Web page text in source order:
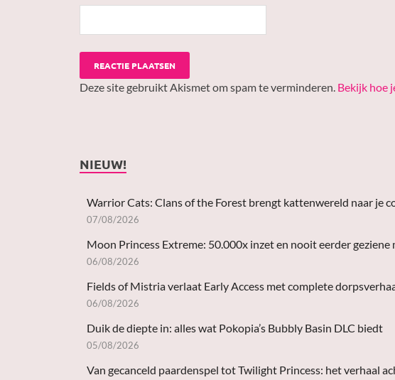
Deze site gebruikt Akismet om spam te verminderen. Bekijk hoe
NIEUW!
Warrior Cats: Clans of the Forest brengt kattenwereld naar je
07/08/2026
Moon Princess Extreme: 50.000x inzet en nooit eerder
06/08/2026
Fields of Mistria verlaat Early Access met complete
06/08/2026
Duik de diepte in: alles wat Pokopia’s Bubbly Basin DLC biedt
05/08/2026
Van gecanceld paardenspel tot Twilight Princess: het verhaal